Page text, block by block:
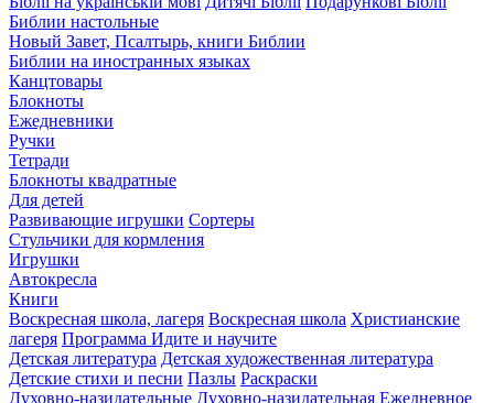
Библии настольные
Новый Завет, Псалтырь, книги Библии
Библии на иностранных языках
Канцтовары
Блокноты
Ежедневники
Ручки
Тетради
Блокноты квадратные
Для детей
Развивающие игрушки Сортеры
Стульчики для кормления
Игрушки
Автокресла
Книги
Воскресная школа, лагеря Воскресная школа Христианские
лагеря Программа Идите и научите
Детская литература Детская художественная литература
Детские стихи и песни Пазлы Раскраски
Духовно-назидательные Духовно-назидательная Ежедневное